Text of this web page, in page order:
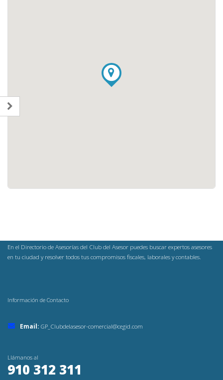
En el Directorio de Asesorías del Club del Asesor puedes buscar expertos asesores
en tu ciudad y resolver todos tus compromisos fiscales, laborales y contables.
Información de Contacto
Email: GP_Clubdelasesor-comercial@cegid.com
Llámanos al
910 312 311